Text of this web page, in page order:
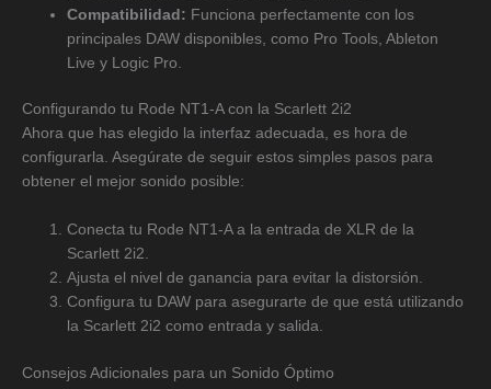
Compatibilidad: Funciona perfectamente con los
principales DAW disponibles, como Pro Tools, Ableton
Live y Logic Pro.
Configurando tu Rode NT1-A con la Scarlett 2i2
Ahora que has elegido la interfaz adecuada, es hora de
configurarla. Asegúrate de seguir estos simples pasos para
obtener el mejor sonido posible:
Conecta tu Rode NT1-A a la entrada de XLR de la
Scarlett 2i2.
Ajusta el nivel de ganancia para evitar la distorsión.
Configura tu DAW para asegurarte de que está utilizando
la Scarlett 2i2 como entrada y salida.
Consejos Adicionales para un Sonido Óptimo